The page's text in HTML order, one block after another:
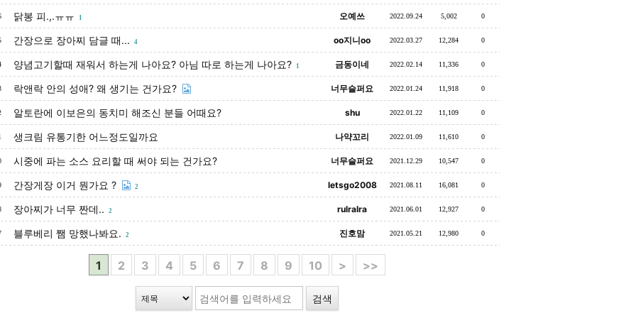
닭봉 피.,.ㅠㅠ 1 오예쓰 2022.09.24 5,002 0
간장으로 장아찌 담글 때... 4 oo지니oo 2022.03.27 12,284 0
양념고기할때 재워서 하는게 나아요? 아님 따로 하는게 나아요? 1 금동이네 2022.02.14 11,336 0
락앤락 안의 성애? 왜 생기는 건가요? 너무슬퍼요 2022.01.24 11,918 0
알토란에 이보은의 동치미 해조신 분들 어때요? shu 2022.01.22 11,109 0
생크림 유통기한 어느정도일까요 나약꼬리 2022.01.09 11,610 0
시중에 파는 소스 요리할 때 써야 되는 건가요? 너무슬퍼요 2021.12.29 10,547 0
간장게장 이거 뭔가요 ? 2 letsgo2008 2021.08.11 16,081 0
장아찌가 너무 짠데.. 2 rulralra 2021.06.01 12,927 0
블루베리 쨈 망했나봐요. 2 진호맘 2021.05.21 12,980 0
1 2 3 4 5 6 7 8 9 10 > >>